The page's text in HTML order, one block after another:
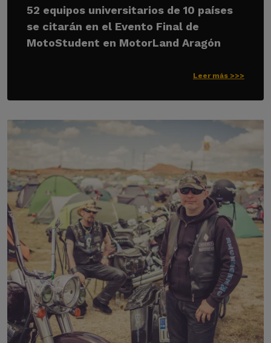
52 equipos universitarios de 10 países
se citarán en el Evento Final de
MotoStudent en MotorLand Aragón
Leer más >>>